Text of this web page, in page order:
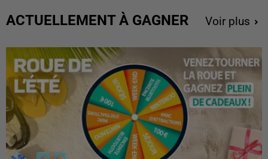
ACTUELLEMENT À GAGNER Voir plus